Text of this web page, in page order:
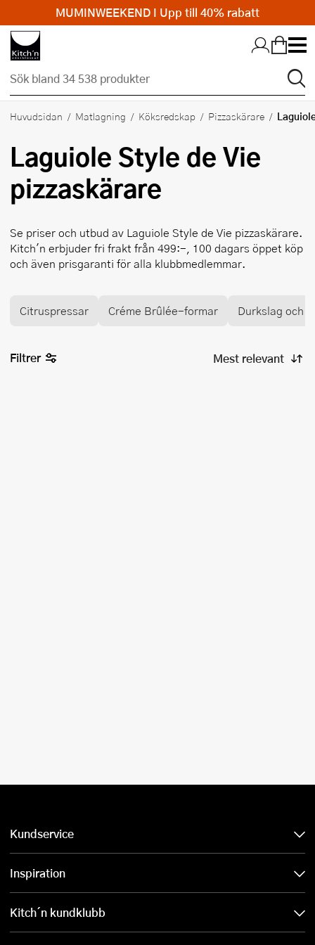
Hopp till huvudinnehållet
Huvudsidan Matlagning Köksredskap Pizzaskärare
Laguiole Style de Vie
pizzaskärare
Se priser och utbud av Laguiole Style de Vie pizzaskärare.
Kitch'n erbjuder fri frakt från 499:-, 100 dagars öppet köp
och även prisgaranti för alla klubbmedlemmar.
Citruspressar Créme Brûlée-formar Durkslag och
Filtrer
Kundservice
Inspiration
Kitch´n kundklubb
MUMINWEEKEND I Upp till 40% rabatt